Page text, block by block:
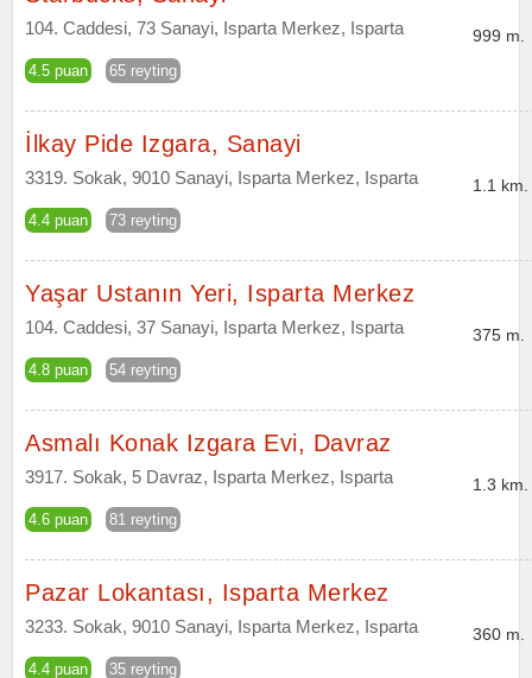
104. Caddesi, 73 Sanayi, Isparta Merkez, Isparta
4.5 puan 65 reyting
999 m.
İlkay Pide Izgara, Sanayi
3319. Sokak, 9010 Sanayi, Isparta Merkez, Isparta
4.4 puan 73 reyting
1.1 km.
Yaşar Ustanın Yeri, Isparta Merkez
104. Caddesi, 37 Sanayi, Isparta Merkez, Isparta
4.8 puan 54 reyting
375 m.
Asmalı Konak Izgara Evi, Davraz
3917. Sokak, 5 Davraz, Isparta Merkez, Isparta
4.6 puan 81 reyting
1.3 km.
Pazar Lokantası, Isparta Merkez
3233. Sokak, 9010 Sanayi, Isparta Merkez, Isparta
4.4 puan 35 reyting
360 m.